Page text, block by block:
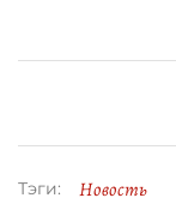
Тэги: Новость